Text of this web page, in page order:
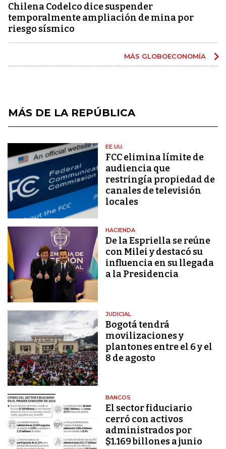
Chilena Codelco dice suspender
temporalmente ampliación de mina por
riesgo sísmico
MÁS GLOBOECONOMÍA
MÁS DE LA REPÚBLICA
EE.UU.
FCC elimina límite de
audiencia que
restringía propiedad de
canales de televisión
locales
HACIENDA
De la Espriella se reúne
con Milei y destacó su
influencia en su llegada
a la Presidencia
JUDICIAL
Bogotá tendrá
movilizaciones y
plantones entre el 6 y el
8 de agosto
BANCOS
El sector fiduciario
cerró con activos
administrados por
$1.169 billones a junio